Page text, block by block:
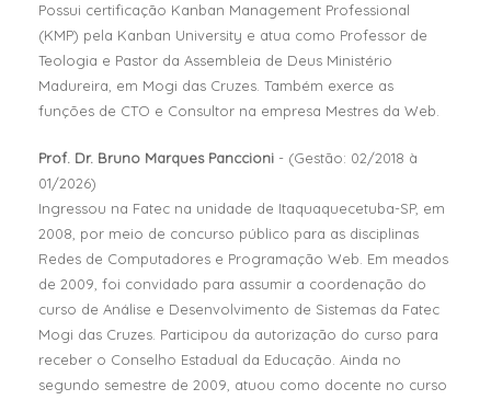
Possui certificação Kanban Management Professional
(KMP) pela Kanban University e atua como Professor de
Teologia e Pastor da Assembleia de Deus Ministério
Madureira, em Mogi das Cruzes. Também exerce as
funções de CTO e Consultor na empresa Mestres da Web.
Prof. Dr. Bruno Marques Panccioni - (Gestão: 02/2018 à
01/2026)
Ingressou na Fatec na unidade de Itaquaquecetuba-SP, em
2008, por meio de concurso público para as disciplinas
Redes de Computadores e Programação Web. Em meados
de 2009, foi convidado para assumir a coordenação do
curso de Análise e Desenvolvimento de Sistemas da Fatec
Mogi das Cruzes. Participou da autorização do curso para
receber o Conselho Estadual da Educação. Ainda no
segundo semestre de 2009, atuou como docente no curso